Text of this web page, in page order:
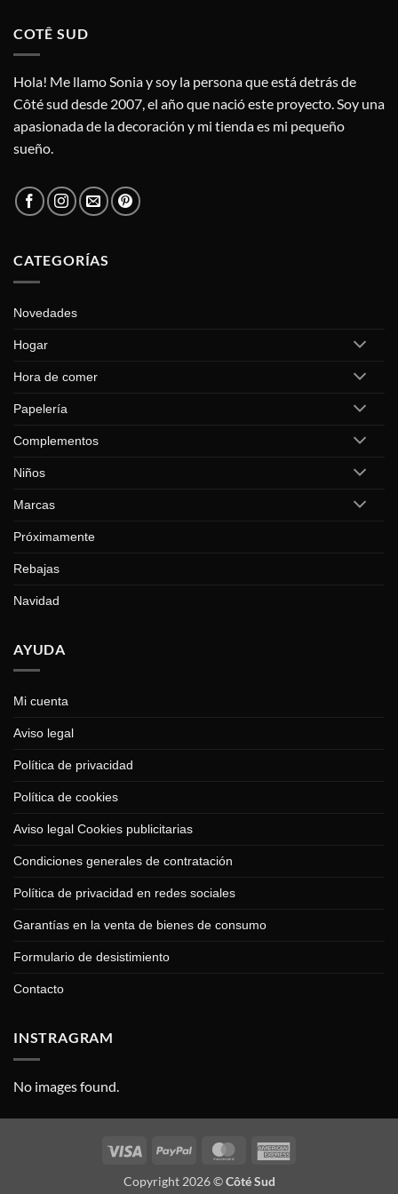
COTÊ SUD
Hola! Me llamo Sonia y soy la persona que está detrás de
Côté sud desde 2007, el año que nació este proyecto. Soy una
apasionada de la decoración y mi tienda es mi pequeño
sueño.
CATEGORÍAS
Novedades
Hogar
Hora de comer
Papelería
Complementos
Niños
Marcas
Próximamente
Rebajas
Navidad
AYUDA
Mi cuenta
Aviso legal
Política de privacidad
Política de cookies
Aviso legal Cookies publicitarias
Condiciones generales de contratación
Política de privacidad en redes sociales
Garantías en la venta de bienes de consumo
Formulario de desistimiento
Contacto
INSTRAGRAM
No images found.
Visa PayPal MasterCard
Copyright 2026 ©Côté Sud